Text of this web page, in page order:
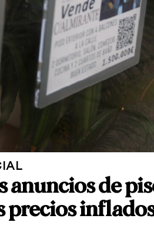
anuncios de
precios